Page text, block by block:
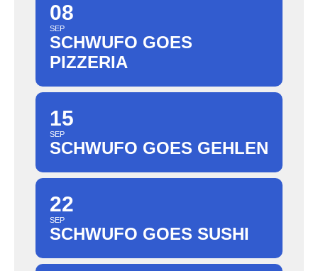
08
SEP
SCHWUFO GOES
PIZZERIA
15
SEP
SCHWUFO GOES GEHLEN
22
SEP
SCHWUFO GOES SUSHI